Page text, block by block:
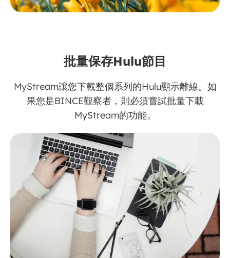
批量保存Hulu節目
MyStream讓您下載整個系列的Hulu顯示離線。如
果您是BINCE觀察者，則必須嘗試批量下載
MyStream的功能。